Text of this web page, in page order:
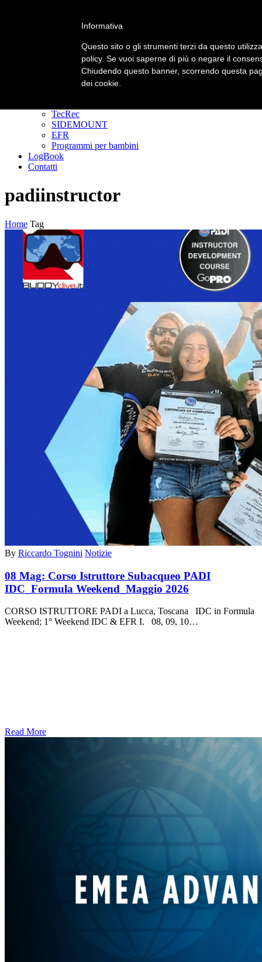
Padi Freediver
TecRec
SIDEMOUNT
EFR
Programmi per bambini
LogBook
Contatti
padiinstructor
Home Tag
By Riccardo Tognini Notizie
08 Mag: Corso Istruttore Subacqueo PADI
IDC_Formula Weekend_Maggio 2026
CORSO ISTRUTTORE PADI a Lucca, Toscana IDC in Formula
Weekend; 1° Weekend IDC & EFR I. 08, 09, 10…
Read More
Informativa
Questo sito o gli strumenti terzi da questo
policy. Se vuoi saperne di più o negare il
Chiudendo questo banner, scorrendo questa
dei cookie.